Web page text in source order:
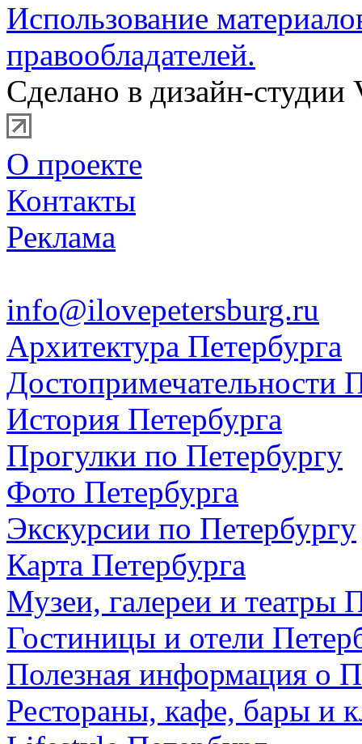
Использование
правообладателей.
Сделано в дизайн-студии
О проекте
Контакты
Реклама
info@ilovepetersburg.ru
Архитектура Петербурга
Достопримечательности
История Петербурга
Прогулки по Петербургу
Фото Петербурга
Экскурсии по Петербургу
Карта Петербурга
Музеи, галереи и театры
Гостиницы и отели
Полезная информация о
Рестораны, кафе, бары и